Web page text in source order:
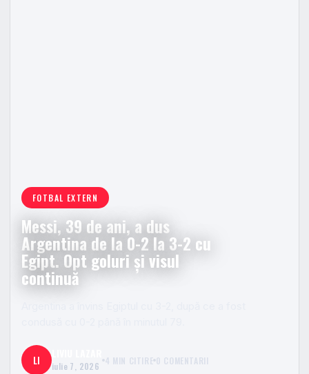
FOTBAL EXTERN
Messi, 39 de ani, a dus
Argentina de la 0-2 la 3-2 cu
Egipt. Opt goluri și visul
continuă
LI iulie 7, 2026 4 MIN CITIRE 0 COMENTARII